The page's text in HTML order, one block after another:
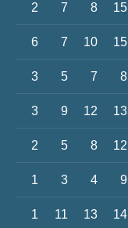
2 7 8 15
6 7 10 15
3 5 7 8
3 9 12 13
2 5 8 12
1 3 4 9
1 11 13 14